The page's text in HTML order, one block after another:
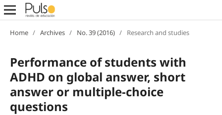
Home / Archives / No. 39 (2016) / Research and studies
Performance of students with
ADHD on global answer, short
answer or multiple-choice
questions